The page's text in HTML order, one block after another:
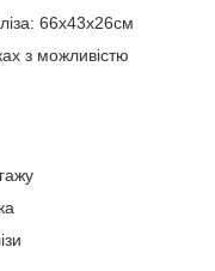
66x43x26см
з можливістю